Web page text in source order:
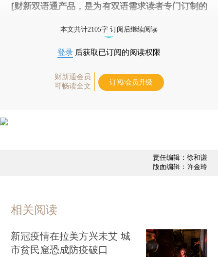
[财新双语通产品，是为有双语需求读者专门订制的
本文共计2105字 订阅后继续阅读
登录 后获取已订阅的阅读权限
财新通会员
可畅读全文
订阅/会员升级
责任编辑：徐和谦
版面编辑：许金玲
相关阅读
新冠疫情在拉美方兴未艾 城
市贫民窟恐成防疫破口